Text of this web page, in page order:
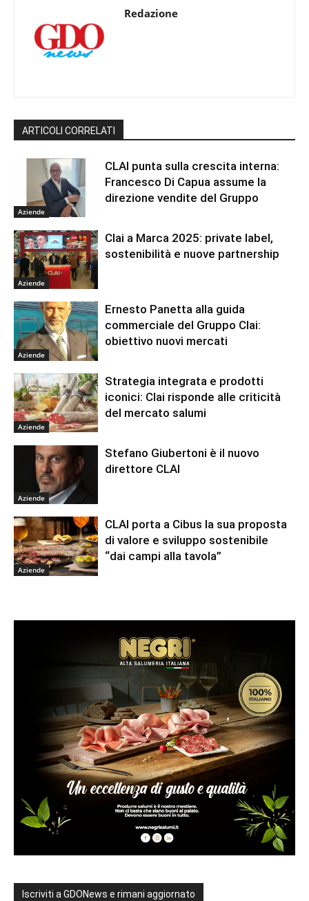
Redazione
ARTICOLI CORRELATI
Aziende
CLAI punta sulla crescita interna:
Francesco Di Capua assume la
direzione vendite del Gruppo
Aziende
Clai a Marca 2025: private label,
sostenibilità e nuove partnership
Aziende
Ernesto Panetta alla guida
commerciale del Gruppo Clai:
obiettivo nuovi mercati
Aziende
Strategia integrata e prodotti
iconici: Clai risponde alle criticità
del mercato salumi
Aziende
Stefano Giubertoni è il nuovo
direttore CLAI
Aziende
CLAI porta a Cibus la sua proposta
di valore e sviluppo sostenibile
“dai campi alla tavola”
Iscriviti a GDONews e rimani aggiornato